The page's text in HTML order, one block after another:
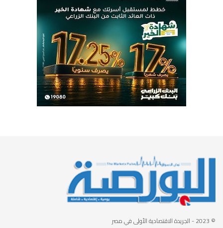
© 2023 - الجريدة الاقتصادية الأولى في مصر